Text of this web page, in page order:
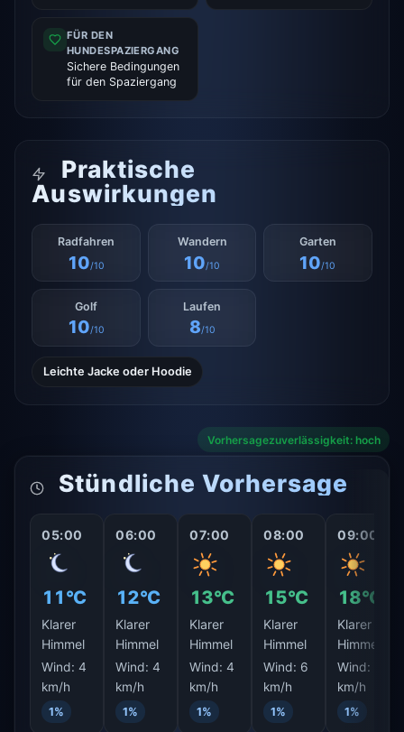
FÜR DEN
HUNDESPAZIERGANG
Sichere Bedingungen
für den Spaziergang
Praktische
Auswirkungen
Radfahren
10/10
Wandern
10/10
Garten
10/10
Golf
10/10
Laufen
8/10
Leichte Jacke oder Hoodie
Vorhersagezuverlässigkeit: hoch
Stündliche Vorhersage
05:00
11°C
Klarer
Himmel
Wind: 4
km/h
1%
06:00
12°C
Klarer
Himmel
Wind: 4
km/h
1%
07:00
13°C
Klarer
Himmel
Wind: 4
km/h
1%
08:00
15°C
Klarer
Himmel
Wind: 6
km/h
1%
09:00
18°C
Klarer
Himmel
Wind:
km/h
1%